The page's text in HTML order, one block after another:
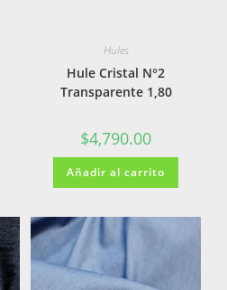
Hules
Hule Cristal N°2
Transparente 1,80
$4,790.00
Añadir al carrito